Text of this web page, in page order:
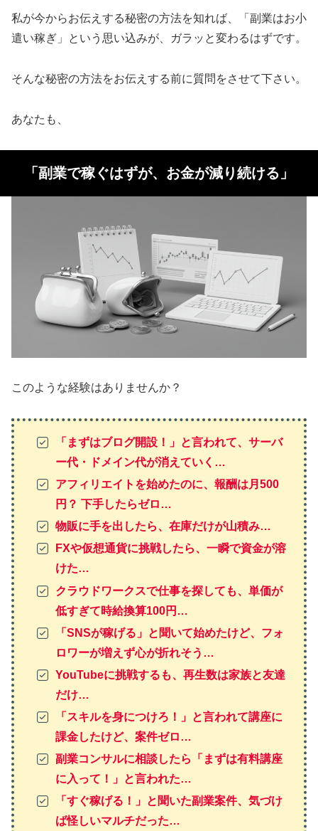
私が今からお伝えする秘密の方法を知れば、「副業はお小
遣い稼ぎ」という思い込みが、ガラッと変わるはずです。
そんな秘密の方法をお伝えする前に質問をさせて下さい。
あなたも、
「副業で稼ぐはずが、お金が減り続ける」
このような経験はありませんか？
「まずはブログ開設！」と言われて、サーバ
ー代・ドメイン代が消えていく…
アフィリエイトを始めたのに、報酬は月500
円？ 下手したらゼロ…
物販に手を出したら、在庫だけが山積み…
FXや仮想通貨に挑戦したら、一瞬で資金が溶
けた…
クラウドワークスで仕事を探しても、単価が
低すぎて時給換算100円…
「SNSが稼げる」と聞いて始めたけど、フォ
ロワーが増えず心が折れそう…
YouTubeに挑戦するも、再生数は家族と友達
だけ…
「スキルを身につけろ！」と言われて講座に
課金したけど、案件ゼロ…
副業コンサルに相談したら「まずは有料講座
に入って！」と言われた…
「すぐ稼げる！」と聞いた副業案件、気づけ
ば怪しいマルチだった…